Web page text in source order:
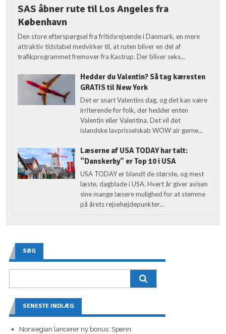
SAS åbner rute til Los Angeles fra
København
Den store efterspørgsel fra fritidsrejsende i Danmark, en mere
attraktiv tidstabel medvirker til, at ruten bliver en del af
trafikprogrammet fremover fra Kastrup. Der bliver seks...
Hedder du Valentin? Så tag kæresten
GRATIS til New York
Det er snart Valentins dag, og det kan være
irriterende for folk, der hedder enten
Valentin eller Valentina. Det vil det
islandske lavprisselskab WOW air gerne...
Læserne af USA TODAY har talt:
“Danskerby” er Top 10 i USA
USA TODAY er blandt de største, og mest
læste, dagblade i USA. Hvert år giver avisen
sine mange læsere mulighed for at stemme
på årets rejsehøjdepunkter...
SØG
SENESTE INDLÆG
Norwegian lancerer ny bonus: Spenn